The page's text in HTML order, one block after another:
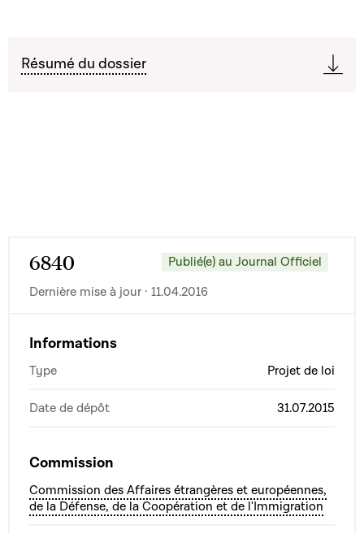
Résumé du dossier
6840
Publié(e) au Journal Officiel
Dernière mise à jour · 11.04.2016
Informations
Type Projet de loi
Date de dépôt 31.07.2015
Commission
Commission des Affaires étrangères et européennes,
de la Défense, de la Coopération et de l'Immigration